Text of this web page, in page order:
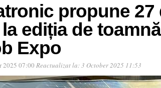
propune 27
ediția de
Expo
2025 07:00 Reactualizat la:3 October 2025 11:53